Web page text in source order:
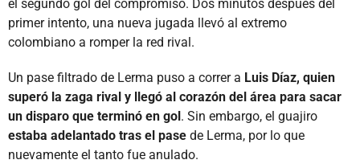
el segundo gol del compromiso. Dos minutos después del
primer intento, una nueva jugada llevó al extremo
colombiano a romper la red rival.
Un pase filtrado de Lerma puso a correr a Luis Díaz, quien
superó la zaga rival y llegó al corazón del área para sacar
un disparo que terminó en gol . Sin embargo, el guajiro
estaba adelantado tras el pase de Lerma, por lo que
nuevamente el tanto fue anulado.